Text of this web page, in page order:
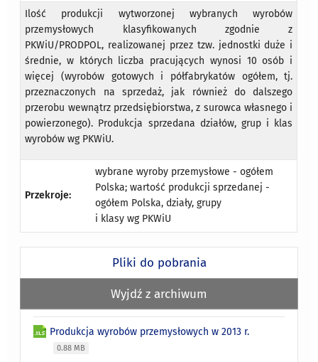
Ilość produkcji wytworzonej wybranych wyrobów
przemysłowych klasyfikowanych zgodnie z
PKWiU/PRODPOL, realizowanej przez tzw. jednostki duże i
średnie, w których liczba pracujących wynosi 10 osób i
więcej (wyrobów gotowych i półfabrykatów ogółem, tj.
przeznaczonych na sprzedaż, jak również do dalszego
przerobu wewnątrz przedsiębiorstwa, z surowca własnego i
powierzonego). Produkcja sprzedana działów, grup i klas
wyrobów wg PKWiU.
Przekroje:
wybrane wyroby przemysłowe - ogółem
Polska; wartość produkcji sprzedanej -
ogółem Polska, działy, grupy
i klasy wg PKWiU
Pliki do pobrania
Wyjdź z archiwum
Produkcja wyrobów przemysłowych w 2013 r.
0.88 MB